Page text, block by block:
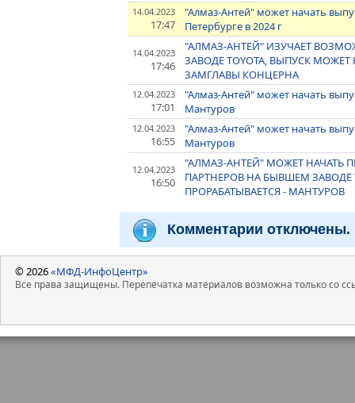
14.04.2023
17:47
"Алмаз-Антей" может начать
Петербурге в 2024 г
14.04.2023
17:46
"АЛМАЗ-АНТЕЙ" ИЗУЧАЕТ
ЗАВОДЕ TOYOTA, ВЫПУСК
ЗАМГЛАВЫ КОНЦЕРНА
12.04.2023
17:01
"Алмаз-Антей" может начать
Мантуров
12.04.2023
16:55
"Алмаз-Антей" может начать
Мантуров
12.04.2023
16:50
"АЛМАЗ-АНТЕЙ" МОЖЕТ НАЧАТЬ
ПАРТНЕРОВ НА БЫВШЕМ ЗАВОДЕ
ПРОРАБАТЫВАЕТСЯ - МАНТУРОВ
Комментарии отключены.
© 2026«МФД-ИнфоЦентр»
Все права защищены. Перепечатка материалов возможна только со